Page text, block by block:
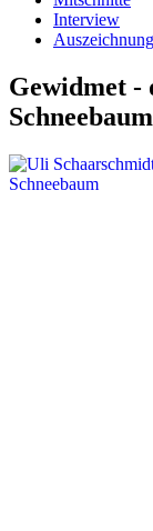
Interview
Gewidmet -